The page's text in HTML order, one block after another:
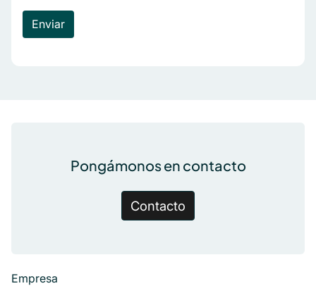
Empresa
Pongámonos en contacto
Contacto